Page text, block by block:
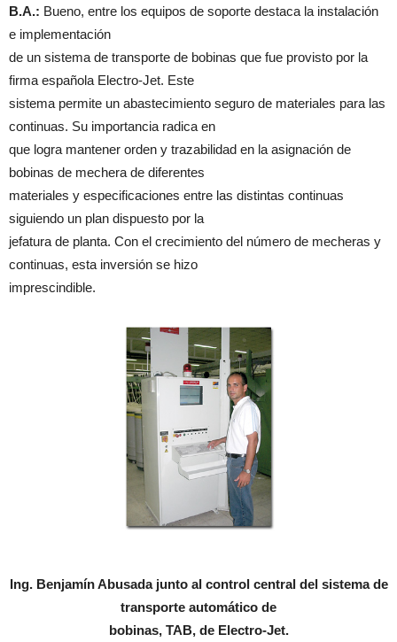
B.A.: Bueno, entre los equipos de soporte destaca la instalación
e implementación
de un sistema de transporte de bobinas que fue provisto por la
firma española Electro-Jet. Este
sistema permite un abastecimiento seguro de materiales para las
continuas. Su importancia radica en
que logra mantener orden y trazabilidad en la asignación de
bobinas de mechera de diferentes
materiales y especificaciones entre las distintas continuas
siguiendo un plan dispuesto por la
jefatura de planta. Con el crecimiento del número de mecheras y
continuas, esta inversión se hizo
imprescindible.
Ing. Benjamín Abusada junto al control central del sistema de
transporte automático de
bobinas, TAB, de Electro-Jet.